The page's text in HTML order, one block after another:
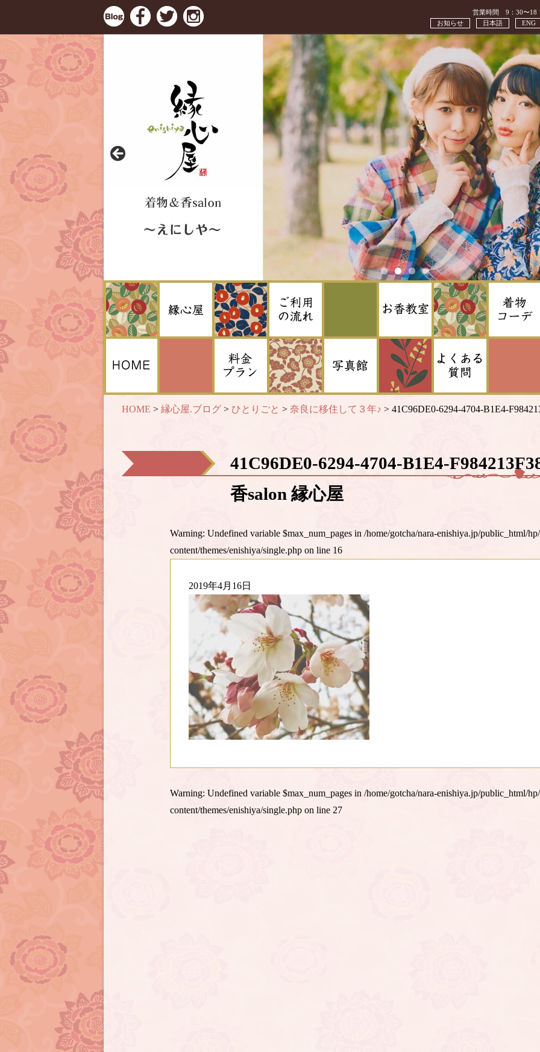
営業時間 9：30〜
ENG
日本語
お知らせ
HOME > 縁心屋.ブログ > ひとりごと > 奈良に移住して３年♪ > 41C96DE0-6294-4704-B1E4-
41C96DE0-6294-4704-B1E4-
香salon 縁心屋
Warning: Undefined variable $max_num_pages in /home/gotcha/nara-enishiya.jp/public_html/
content/themes/enishiya/single.php on line 16
2019年4月16日
Warning: Undefined variable $max_num_pages in /home/gotcha/nara-enishiya.jp/public_html/
content/themes/enishiya/single.php on line 27